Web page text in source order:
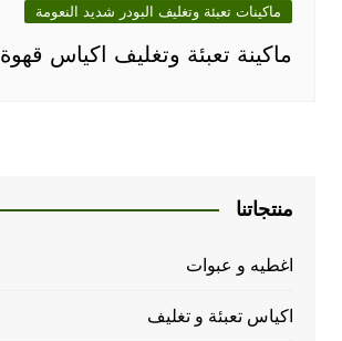
ماكينات تعبئة وتغليف البودر شديد النعومة
ماكينة تعبئة وتغليف اكياس قهوة
منتجاتنا
اغطيه و عبوات
اكياس تعبئة و تغليف